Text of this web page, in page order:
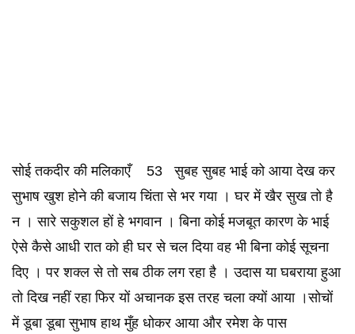
सोई तकदीर की मलिकाएँ 53 सुबह सुबह भाई को आया देख कर
सुभाष खुश होने की बजाय चिंता से भर गया । घर में खैर सुख तो है
न । सारे सकुशल हों हे भगवान । बिना कोई मजबूत कारण के भाई
ऐसे कैसे आधी रात को ही घर से चल दिया वह भी बिना कोई सूचना
दिए । पर शक्ल से तो सब ठीक लग रहा है । उदास या घबराया हुआ
तो दिख नहीं रहा फिर यों अचानक इस तरह चला क्यों आया ।सोचों
में डूबा डूबा सुभाष हाथ मुँह धोकर आया और रमेश के पास